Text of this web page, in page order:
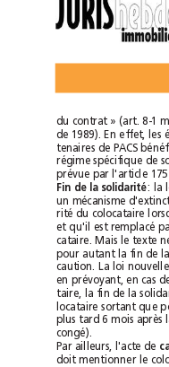
Fin de la solidarité
congé).